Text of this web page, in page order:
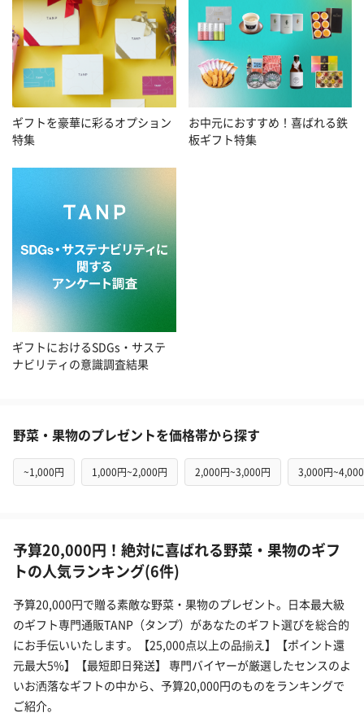
ギフトを豪華に彩るオプション
特集
お中元におすすめ！喜ばれる鉄
板ギフト特集
ギフトにおけるSDGs・サステ
ナビリティの意識調査結果
野菜・果物のプレゼントを価格帯から探す
~1,000円 1,000円~2,000円 2,000円~3,000円 3,000円
予算20,000円！絶対に喜ばれる野菜・果物のギフ
トの人気ランキング(6件)
予算20,000円で贈る素敵な野菜・果物のプレゼント。日本最大級
のギフト専門通販TANP（タンプ）があなたのギフト選びを総合的
にお手伝いいたします。【25,000点以上の品揃え】【ポイント還
元最大5%】【最短即日発送】 専門バイヤーが厳選したセンスのよ
いお洒落なギフトの中から、予算20,000円のものをランキングで
ご紹介。